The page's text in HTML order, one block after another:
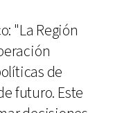
"La Región
de
futuro. Este